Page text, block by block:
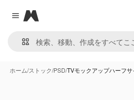
Close menu
Magnific
ホーム/ストック/PSD/TVモックアップハーフ